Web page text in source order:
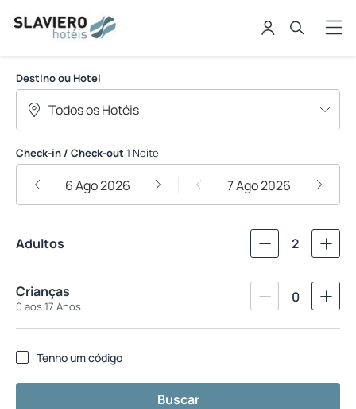
Slaviero Hoteis
Destino ou Hotel
Check-in / Check-out 1 Noite
6 Ago 2026 7 Ago 2026
Adultos 2
Crianças
0 aos 17 Anos
0
Tenho um código
Buscar